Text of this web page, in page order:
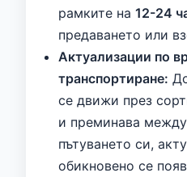
рамките на 12-24
предаването или
Актуализации по
транспортиране:
се движи през
и преминава
пътуването си,
обикновено се